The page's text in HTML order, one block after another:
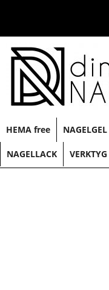
HEMA free NAGELGEL
NAGELLACK